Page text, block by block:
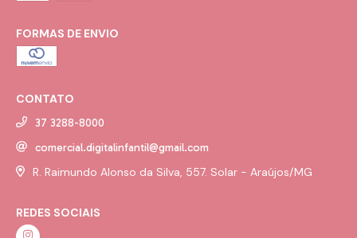
FORMAS DE ENVIO
CONTATO
37 3288-8000
comercial.digitalinfantil@gmail.com
R. Raimundo Alonso da Silva, 557. Solar - Araújos/MG
REDES SOCIAIS